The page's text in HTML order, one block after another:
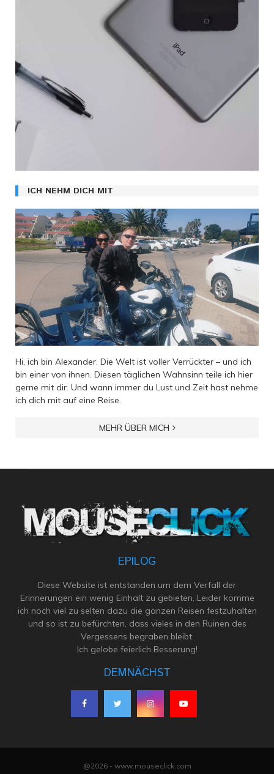
ICH NEHM DICH MIT
Hi, ich bin Alexander. Die Welt ist voller Verrückter – und ich
bin einer von ihnen. Diesen täglichen Wahnsinn teile ich hier
gerne mit dir. Und wann immer du Lust und Zeit hast nehme
ich dich mit auf eine Reise.
MEHR ÜBER MICH
EPILOG
Diese Website ist entstanden um dem Verfall der
Erinnerungen ein wenig Einhalt zu gebieten. Leider komme
ich noch viel zu selten dazu die ganzen Reisen festzuhalten
und so ist zu befürchten, dass vieles in den Ruinen des
Vergessens begraben bleibt.
Ich gelobe feierlich Besserung!
DEMNÄCHST
@2026 - www.mouseclick.com